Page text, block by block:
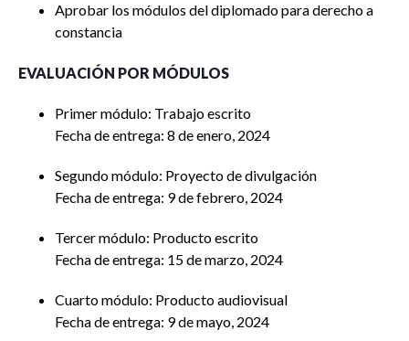
Aprobar los módulos del diplomado para derecho a
constancia
EVALUACIÓN POR MÓDULOS
Primer módulo: Trabajo escrito
Fecha de entrega: 8 de enero, 2024
Segundo módulo: Proyecto de divulgación
Fecha de entrega: 9 de febrero, 2024
Tercer módulo: Producto escrito
Fecha de entrega: 15 de marzo, 2024
Cuarto módulo: Producto audiovisual
Fecha de entrega: 9 de mayo, 2024